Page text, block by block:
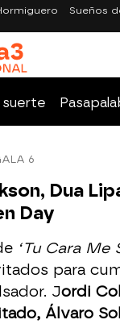
Sueños
suerte
6
Dua
Day
‘Tu Cara Me
para
Jordi
Álvaro